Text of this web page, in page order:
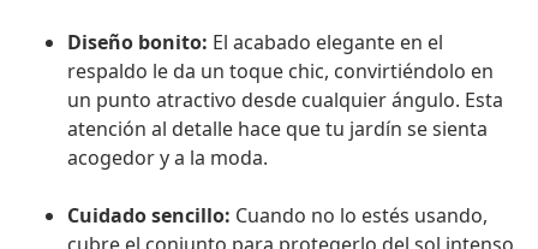
Diseño bonito: El acabado elegante en el
respaldo le da un toque chic, convirtiéndolo en
un punto atractivo desde cualquier ángulo. Esta
atención al detalle hace que tu jardín se sienta
acogedor y a la moda.
Cuidado sencillo: Cuando no lo estés usando,